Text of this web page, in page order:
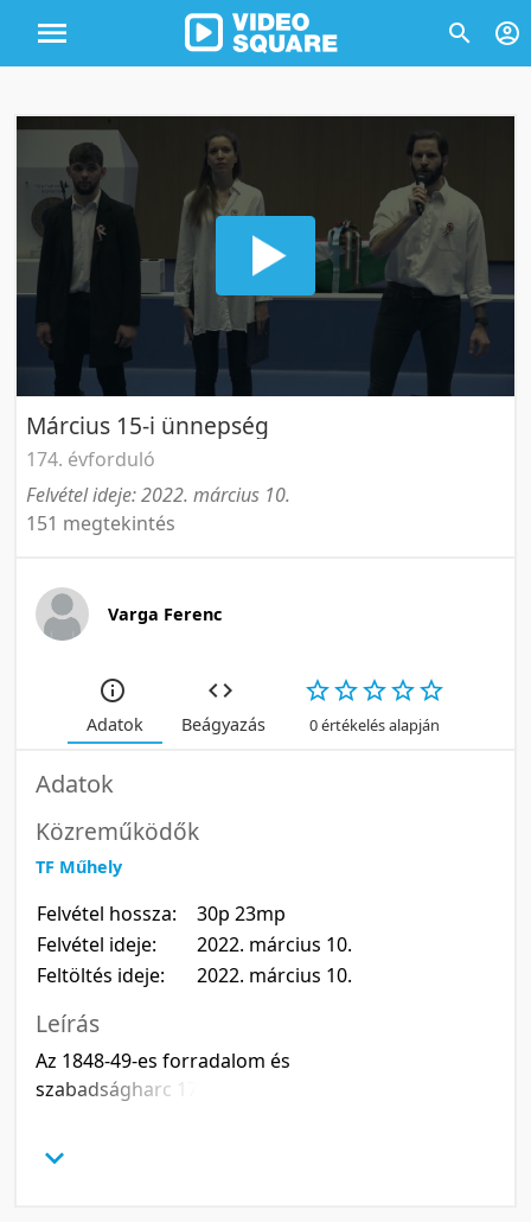
Március 15-i ünnepség
174. évforduló
Felvétel ideje: 2022. március 10.
151 megtekintés
Varga Ferenc
Adatok Beágyazás 0 értékelés alapján
Adatok
Közreműködők
TF Műhely
Felvétel hossza:
30p 23mp
Felvétel ideje:
2022. március 10.
Feltöltés ideje:
2022. március 10.
Leírás
Az 1848-49-es forradalom és
szabadságharc 174. évfordulójára